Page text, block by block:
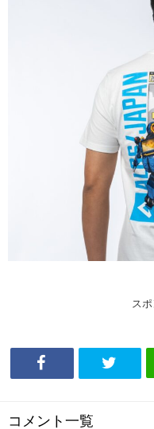
ス
コメント一覧